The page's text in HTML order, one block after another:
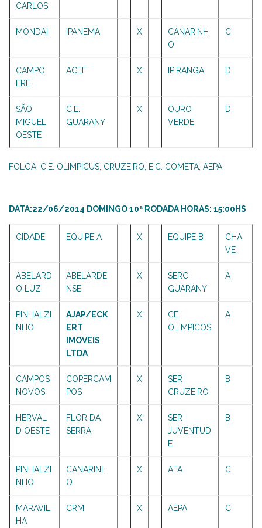
CARLOS
MONDAI IPANEMA X
CANARINH
O
C
CAMPO
ERE
ACEF X IPIRANGA D
SÃO
MIGUEL
OESTE
C.E.
GUARANY
X
OURO
VERDE
D
FOLGA: C.E. OLIMPICUS; CRUZEIRO; E.C. COMETA; AEPA
DATA:22/06/2014 DOMINGO 10ª RODADA HORAS: 15:00HS
CIDADE EQUIPE A X EQUIPE B
CHA
VE
ABELARD
O LUZ
ABELARDE
NSE
X
SERC
GUARANY
A
PINHALZI
NHO
AJAP/ECK
ERT
IMOVEIS
LTDA
X
CE
OLIMPICOS
A
CAMPOS
NOVOS
COPERCAM
POS
X
SER
CRUZEIRO
B
HERVAL
D OESTE
FLOR DA
SERRA
X
SER
JUVENTUD
E
B
PINHALZI
NHO
CANARINH
O
X AFA C
MARAVIL
HA
CRM X AEPA C